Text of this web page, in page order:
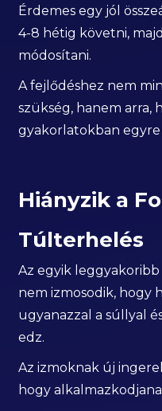
Érdemes egy jól
4-8 hétig követni,
módosítani.
A fejlődéshez nem
szükség, hanem arra,
gyakorlatokban
Hiányzik a
Túlterhelés
Az egyik
nem izmosodik, hogy
ugyanazzal a súllyal
edz.
Az izmoknak új
hogy